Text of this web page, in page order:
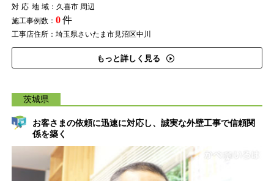
対応地域：久喜市 周辺
施工事例数： 0件
工事店住所：埼玉県さいたま市見沼区中川
もっと詳しく見る
茨城県
お客さまの依頼に迅速に対応し、誠実な外壁工事で信頼関
係を築く